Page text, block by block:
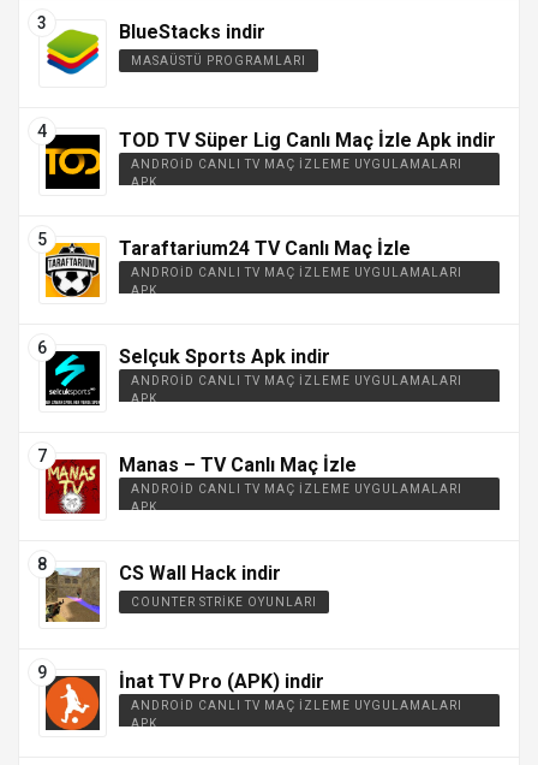
BlueStacks indir
MASAÜSTÜ PROGRAMLARI
TOD TV Süper Lig Canlı Maç İzle Apk indir
ANDROID CANLI TV MAÇ İZLEME UYGULAMALARI
APK
Taraftarium24 TV Canlı Maç İzle
ANDROID CANLI TV MAÇ İZLEME UYGULAMALARI
APK
Selçuk Sports Apk indir
ANDROID CANLI TV MAÇ İZLEME UYGULAMALARI
APK
Manas – TV Canlı Maç İzle
ANDROID CANLI TV MAÇ İZLEME UYGULAMALARI
APK
CS Wall Hack indir
COUNTER STRIKE OYUNLARI
İnat TV Pro (APK) indir
ANDROID CANLI TV MAÇ İZLEME UYGULAMALARI
APK